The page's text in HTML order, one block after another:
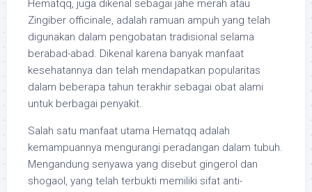
Hematqq, juga dikenal sebagai jahe merah atau
Zingiber officinale, adalah ramuan ampuh yang telah
digunakan dalam pengobatan tradisional selama
berabad-abad. Dikenal karena banyak manfaat
kesehatannya dan telah mendapatkan popularitas
dalam beberapa tahun terakhir sebagai obat alami
untuk berbagai penyakit.
Salah satu manfaat utama Hematqq adalah
kemampuannya mengurangi peradangan dalam tubuh.
Mengandung senyawa yang disebut gingerol dan
shogaol, yang telah terbukti memiliki sifat anti-